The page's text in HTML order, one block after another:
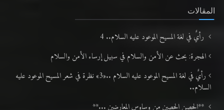
المقالات
رأيٌ في لغة المسيح الموعود عليه السلام.. 4
الهجرة: بحث عن الأمن والسلام في سبيل إرساء الأمن والسلام
رأيٌ في لغة المسيح الموعود عليه السلام ..«3» نظرة في شعر المسيح الموعود عليه
السلام..